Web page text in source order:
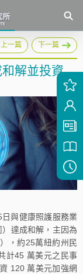
上一篇 下一篇
解並投資
與健康照護服務業
達成和解，主因為
，約25萬紐約州民
計45 萬美元之民事
120 萬美元加強網